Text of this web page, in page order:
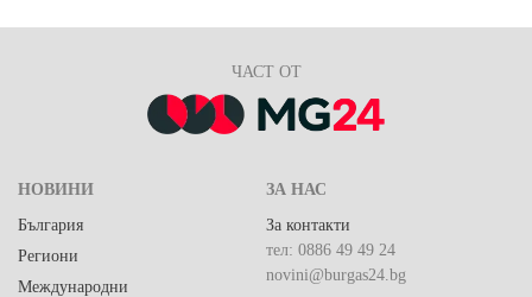
ЧАСТ ОТ
НОВИНИ
България
Региони
Международни
ЗА НАС
За контакти
тел: 0886 49 49 24
novini@burgas24.bg